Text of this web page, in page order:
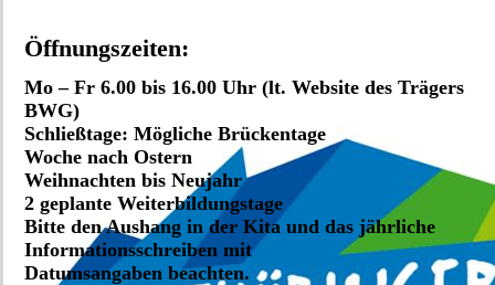
Öffnungszeiten:
Mo – Fr 6.00 bis 16.00 Uhr (lt. Website des Trägers
BWG)
Schließtage: Mögliche Brückentage
Woche nach Ostern
Weihnachten bis Neujahr
2 geplante Weiterbildungstage
Bitte den Aushang in der Kita und das jährliche
Informationsschreiben mit
Datumsangaben beachten.